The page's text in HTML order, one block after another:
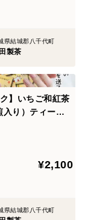
ナンシェと共
県結城郡八千代町
製茶
ク】いちご和紅茶
入り）ティーバ
の気持ち プレゼ
料 クリックポス
¥2,100
県結城郡八千代町